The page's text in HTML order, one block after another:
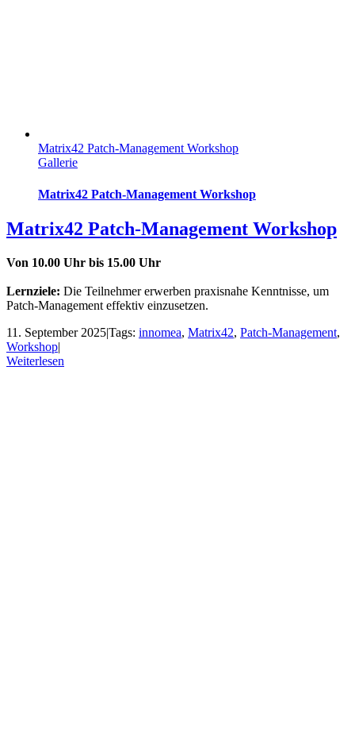
Matrix42 Patch-Management Workshop
Gallerie
Matrix42 Patch-Management Workshop
Matrix42 Patch-Management Workshop
Von 10.00 Uhr bis 15.00 Uhr
Lernziele: Die Teilnehmer erwerben praxisnahe Kenntnisse, um
Patch-Management effektiv einzusetzen.
11. September 2025|Tags: innomea, Matrix42, Patch-Management,
Workshop|
Weiterlesen